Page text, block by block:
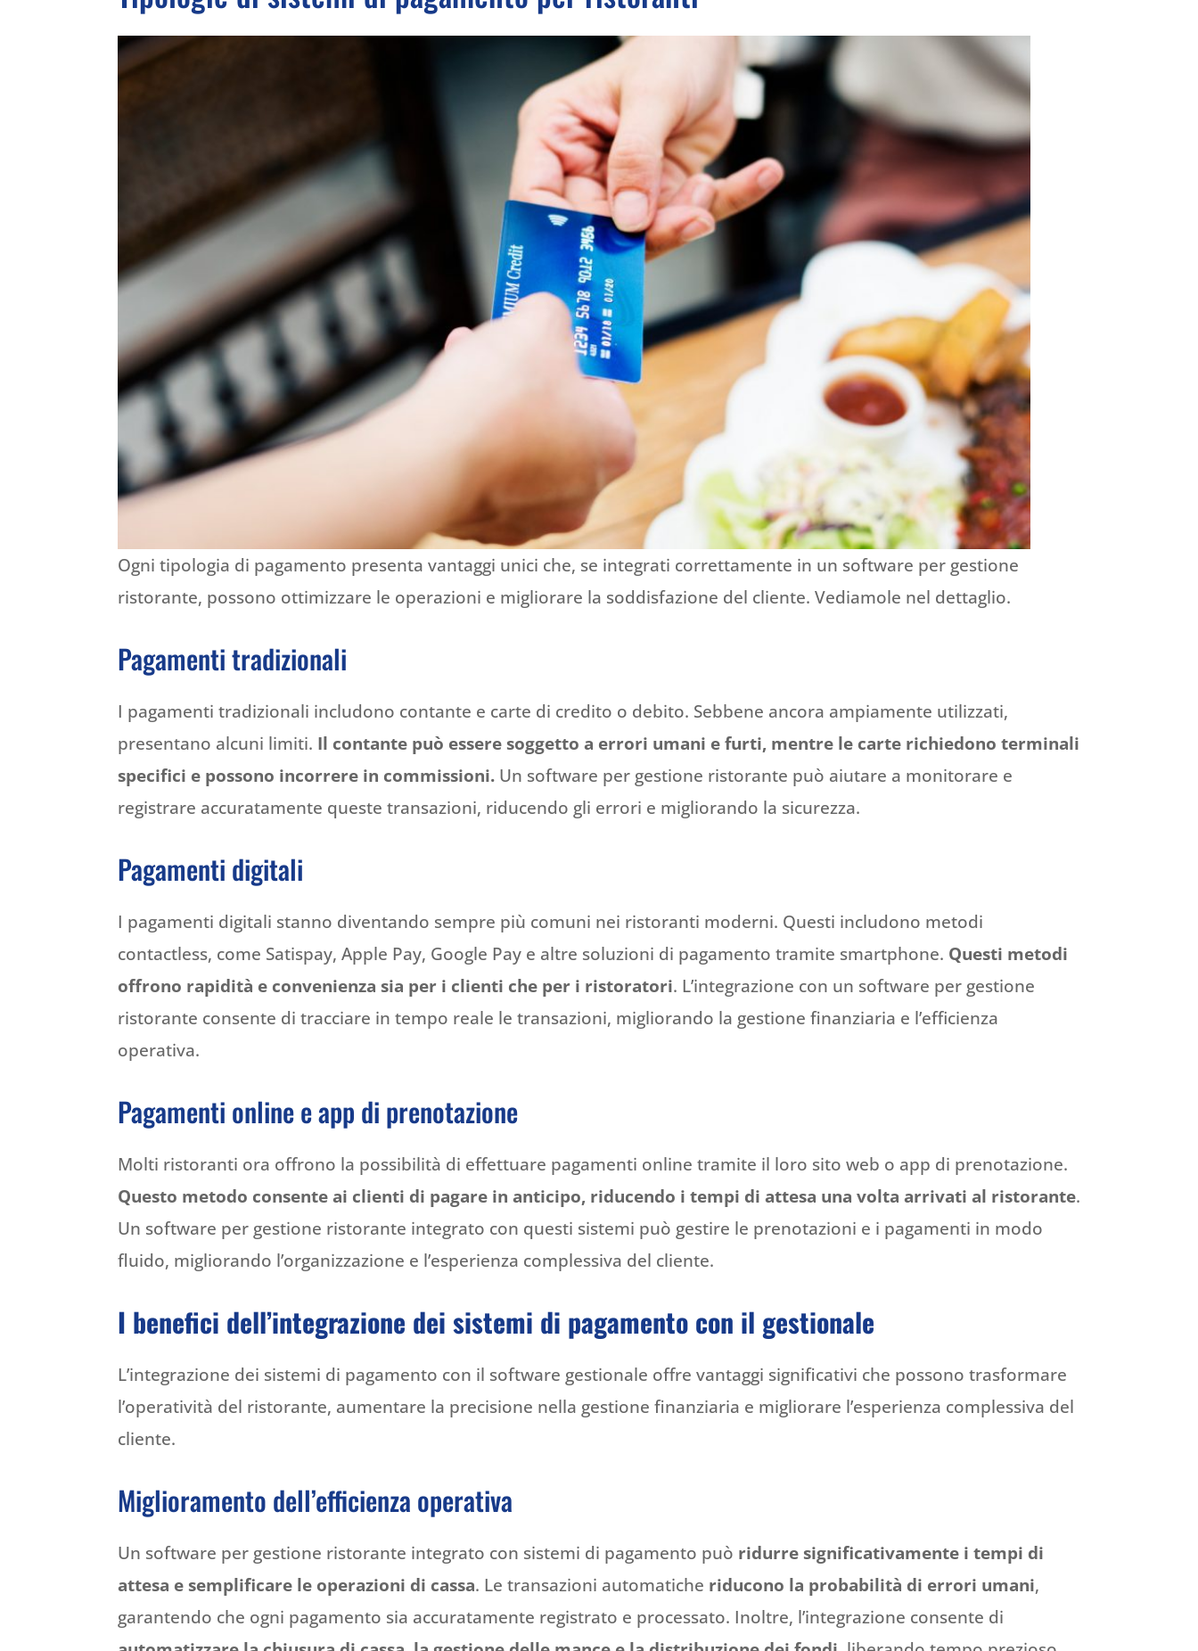
Ogni tipologia di pagamento presenta vantaggi unici che, se integrati correttamente in un software per gestione
ristorante, possono ottimizzare le operazioni e migliorare la soddisfazione del cliente. Vediamole nel dettaglio.
Pagamenti tradizionali
I pagamenti tradizionali includono contante e carte di credito o debito. Sebbene ancora ampiamente utilizzati,
presentano alcuni limiti. Il contante può essere soggetto a errori umani e furti, mentre le carte richiedono terminali
specifici e possono incorrere in commissioni. Un software per gestione ristorante può aiutare a monitorare e
registrare accuratamente queste transazioni, riducendo gli errori e migliorando la sicurezza.
Pagamenti digitali
I pagamenti digitali stanno diventando sempre più comuni nei ristoranti moderni. Questi includono metodi
contactless, come Satispay, Apple Pay, Google Pay e altre soluzioni di pagamento tramite smartphone. Questi metodi
offrono rapidità e convenienza sia per i clienti che per i ristoratori. L’integrazione con un software per gestione
ristorante consente di tracciare in tempo reale le transazioni, migliorando la gestione finanziaria e l’efficienza
operativa.
Pagamenti online e app di prenotazione
Molti ristoranti ora offrono la possibilità di effettuare pagamenti online tramite il loro sito web o app di prenotazione.
Questo metodo consente ai clienti di pagare in anticipo, riducendo i tempi di attesa una volta arrivati al ristorante.
Un software per gestione ristorante integrato con questi sistemi può gestire le prenotazioni e i pagamenti in modo
fluido, migliorando l’organizzazione e l’esperienza complessiva del cliente.
I benefici dell’integrazione dei sistemi di pagamento con il gestionale
L’integrazione dei sistemi di pagamento con il software gestionale offre vantaggi significativi che possono trasformare
l’operatività del ristorante, aumentare la precisione nella gestione finanziaria e migliorare l’esperienza complessiva del
cliente.
Miglioramento dell’efficienza operativa
Un software per gestione ristorante integrato con sistemi di pagamento può ridurre significativamente i tempi di
attesa e semplificare le operazioni di cassa. Le transazioni automatiche riducono la probabilità di errori umani,
garantendo che ogni pagamento sia accuratamente registrato e processato. Inoltre, l’integrazione consente di